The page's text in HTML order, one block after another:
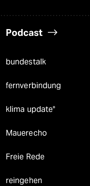
Podcast
bundestalk
fernverbindung
klima update°
Mauerecho
Freie Rede
reingehen